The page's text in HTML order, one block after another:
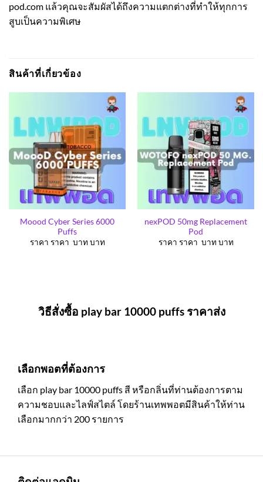
pod.com แล้วคุณจะสัมผัสได้ถึงความแตกต่างที่ทำให้ทุกการ
สูบเป็นความพิเศษ
สินค้าที่เกี่ยวข้อง
Moood Cyber Series 6000
Puffs
ราคา ราคา บาท บาท
nexPOD 50mg Replacement
Pod
ราคา ราคา บาท บาท
วิธีสั่งซื้อ play bar 10000 puffs ราคาส่ง
เลือกพอตที่ต้องการ
เลือก play bar 10000 puffs สี หรือกลิ่นที่ท่านต้องการตาม
ความชอบและไลฟ์สไตล์ โดยร้านเทพพอตมีสินค้าให้ท่าน
เลือกมากกว่า 200 รายการ